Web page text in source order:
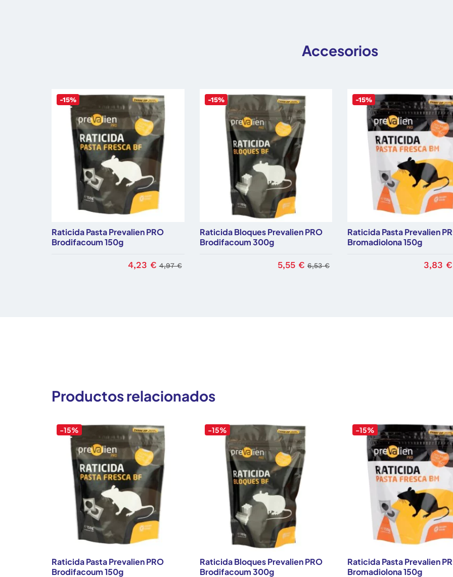
Accesorios
-15%
Raticida Pasta Prevalien PRO
Brodifacoum 150g
4,23 € 4,97 €
-15%
Raticida Bloques Prevalien PRO
Brodifacoum 300g
5,55 € 6,53 €
-15%
Raticida Pasta Prevalien
Bromadiolona 150g
3,83 €
Productos relacionados
Raticida Pasta Prevalien PRO
Brodifacoum 150g
-15%
Raticida Bloques Prevalien PRO
Brodifacoum 300g
-15%
Raticida Pasta Prevalien
Bromadiolona 150g
-15%